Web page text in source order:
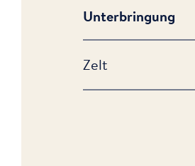
Unterbringung
Zelt